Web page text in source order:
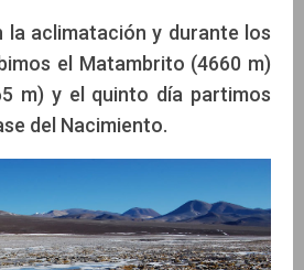
la aclimatación y durante los
el Matambrito (4660 m)
m) y el quinto día partimos
del Nacimiento.